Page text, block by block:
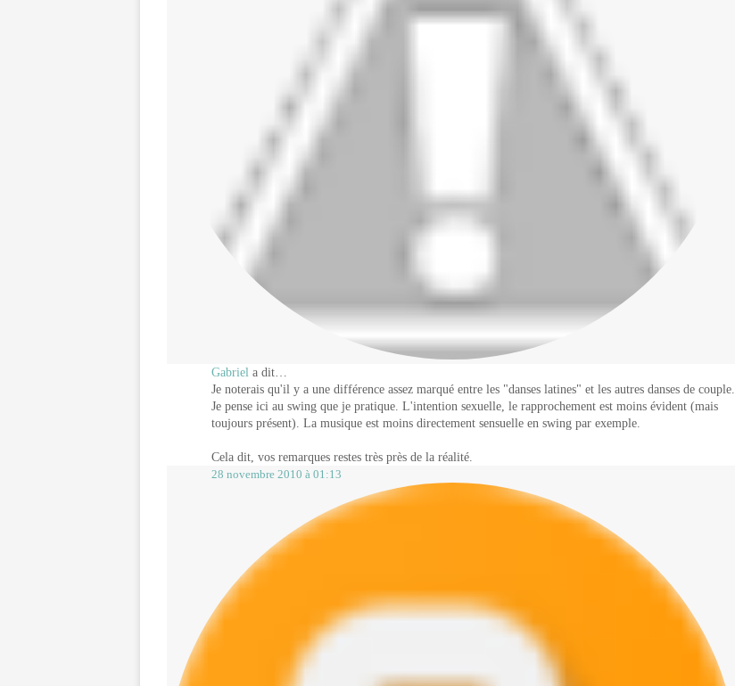
Gabriel a dit…
Je noterais qu'il y a une différence assez marqué entre les "danses latines" et les autres danses de couple.
Je pense ici au swing que je pratique. L'intention sexuelle, le rapprochement est moins évident (mais
toujours présent). La musique est moins directement sensuelle en swing par exemple.
Cela dit, vos remarques restes très près de la réalité.
28 novembre 2010 à 01:13